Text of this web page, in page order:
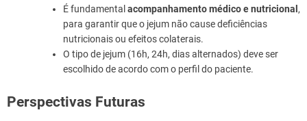
É fundamental acompanhamento médico e nutricional ,
para garantir que o jejum não cause deficiências
nutricionais ou efeitos colaterais.
O tipo de jejum (16h, 24h, dias alternados) deve ser
escolhido de acordo com o perfil do paciente.
Perspectivas Futuras